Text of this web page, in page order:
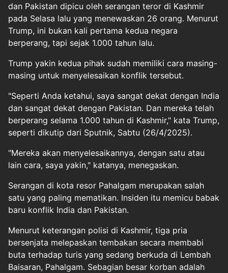
dan Pakistan dipicu oleh serangan teror di Kashmir
pada Selasa lalu yang menewaskan 26 orang. Menurut
Trump, ini bukan kali pertama kedua negara
berperang, tapi sejak 1.000 tahun lalu.
Trump yakin kedua pihak sudah memiliki cara masing-
masing untuk menyelesaikan konflik tersebut.
"Seperti Anda ketahui, saya sangat dekat dengan India
dan sangat dekat dengan Pakistan. Dan mereka telah
berperang selama 1.000 tahun di Kashmir," kata Trump,
seperti dikutip dari Sputnik, Sabtu (26/4/2025).
"Mereka akan menyelesaikannya, dengan satu atau
lain cara, saya yakin," katanya, menegaskan.
Serangan di kota resor Pahalgam merupakan salah
satu yang paling mematikan. Insiden itu memicu babak
baru konflik India dan Pakistan.
Menurut keterangan polisi di Kashmir, tiga pria
bersenjata melepaskan tembakan secara membabi
buta terhadap turis yang sedang berkuda di Lembah
Baisaran, Pahalgam. Sebagian besar korban adalah